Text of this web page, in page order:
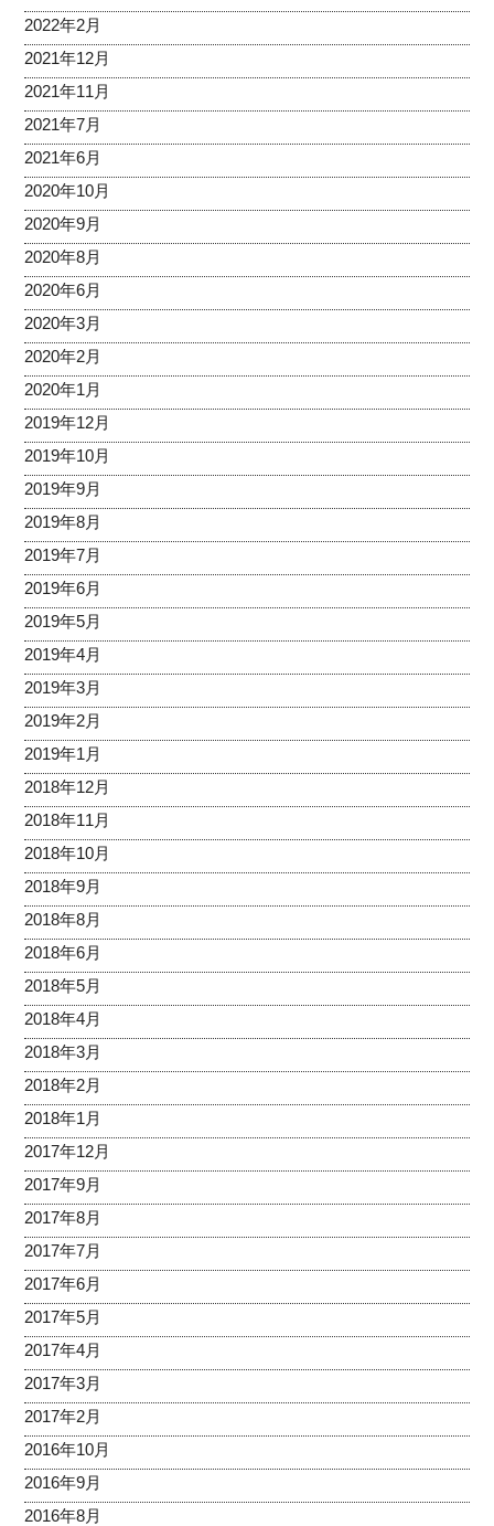
2022年2月
2021年12月
2021年11月
2021年7月
2021年6月
2020年10月
2020年9月
2020年8月
2020年6月
2020年3月
2020年2月
2020年1月
2019年12月
2019年10月
2019年9月
2019年8月
2019年7月
2019年6月
2019年5月
2019年4月
2019年3月
2019年2月
2019年1月
2018年12月
2018年11月
2018年10月
2018年9月
2018年8月
2018年6月
2018年5月
2018年4月
2018年3月
2018年2月
2018年1月
2017年12月
2017年9月
2017年8月
2017年7月
2017年6月
2017年5月
2017年4月
2017年3月
2017年2月
2016年10月
2016年9月
2016年8月